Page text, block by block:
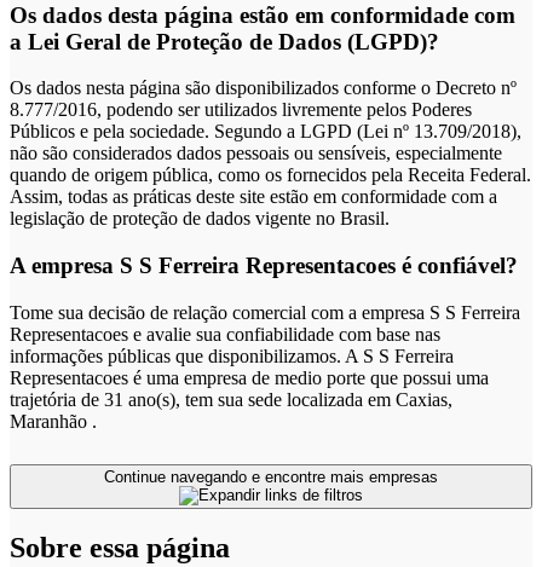
Os dados desta página estão em conformidade com
a Lei Geral de Proteção de Dados (LGPD)?
Os dados nesta página são disponibilizados conforme o Decreto nº
8.777/2016, podendo ser utilizados livremente pelos Poderes
Públicos e pela sociedade. Segundo a LGPD (Lei nº 13.709/2018),
não são considerados dados pessoais ou sensíveis, especialmente
quando de origem pública, como os fornecidos pela Receita Federal.
Assim, todas as práticas deste site estão em conformidade com a
legislação de proteção de dados vigente no Brasil.
A empresa S S Ferreira Representacoes é confiável?
Tome sua decisão de relação comercial com a empresa S S Ferreira
Representacoes e avalie sua confiabilidade com base nas
informações públicas que disponibilizamos. A S S Ferreira
Representacoes é uma empresa de medio porte que possui uma
trajetória de 31 ano(s), tem sua sede localizada em Caxias,
Maranhão .
Sobre essa página